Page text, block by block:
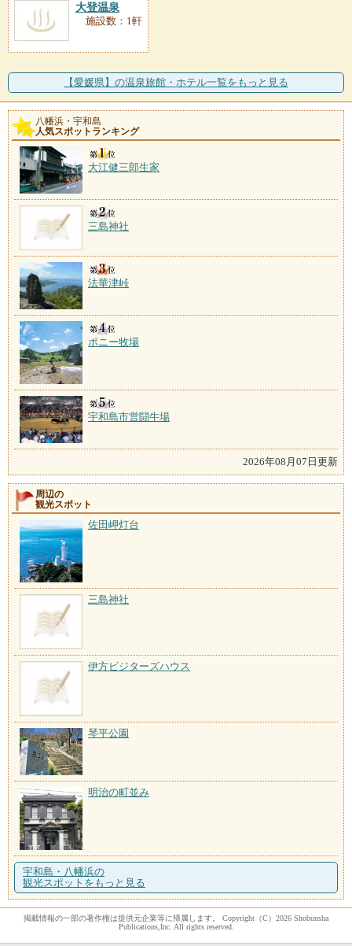
大登温泉
施設数：1軒
【愛媛県】の温泉旅館・ホテル一覧をもっと見る
八幡浜・宇和島
人気スポットランキング
大江健三郎生家
三島神社
法華津峠
ポニー牧場
宇和島市営闘牛場
2026年08月07日更新
周辺の
観光スポット
佐田岬灯台
三島神社
伊方ビジターズハウス
琴平公園
明治の町並み
宇和島・八幡浜の
観光スポットをもっと見る
掲載情報の一部の著作権は提供元企業等に帰属します。 Copyright（C）2026 Shobunsha
Publications,Inc. All rights reserved.